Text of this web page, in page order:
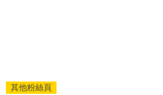
其他粉絲頁